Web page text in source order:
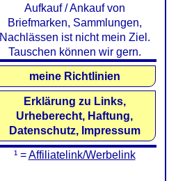
Aufkauf / Ankauf von
Briefmarken, Sammlungen,
Nachlässen ist nicht mein Ziel.
Tauschen können wir gern.
meine Richtlinien
Erklärung zu Links,
Urheberecht, Haftung,
Datenschutz, Impressum
¹ =Affiliatelink/Werbelink